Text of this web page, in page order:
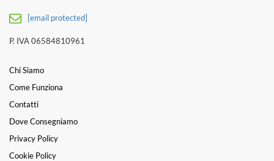
[email protected]
P. IVA 06584810961
Chi Siamo
Come Funziona
Contatti
Dove Consegniamo
Privacy Policy
Cookie Policy